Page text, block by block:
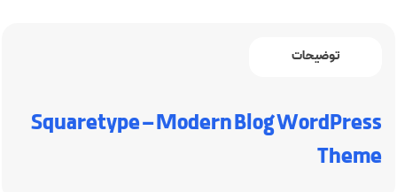
توضیحات
Squaretype – Modern Blog WordPress
Theme